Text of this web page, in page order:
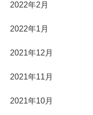
2022年2月
2022年1月
2021年12月
2021年11月
2021年10月